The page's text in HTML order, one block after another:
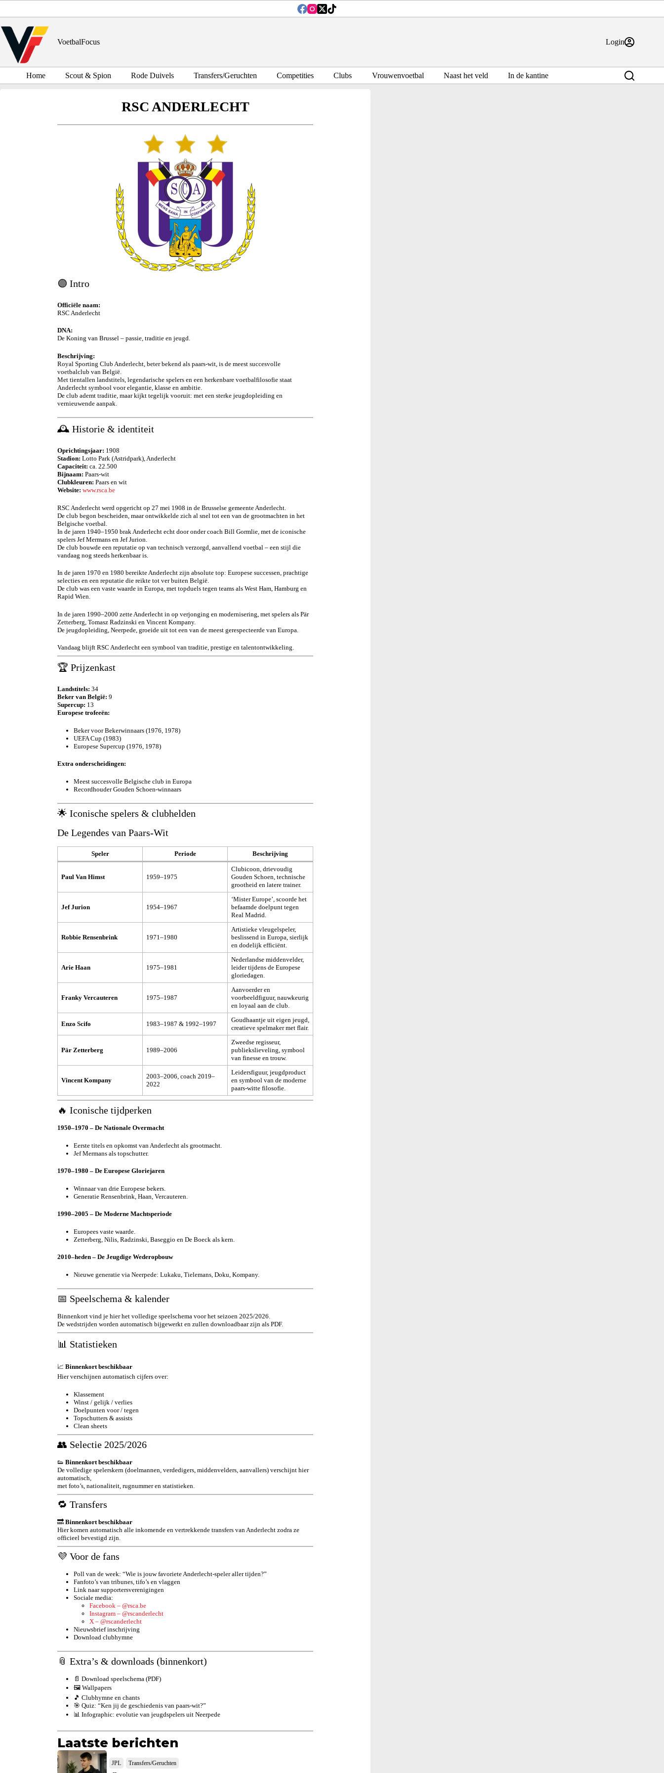
inhoud
VoetbalFocus
Login
Home Scout & Spion Rode Duivels Transfers/Geruchten Competities Clubs Vrouwenvoetbal Naast het veld In de kantine
RSC ANDERLECHT
🟣 Intro
Officiële naam:
RSC Anderlecht
DNA:
De Koning van Brussel – passie, traditie en jeugd.
Beschrijving:
Royal Sporting Club Anderlecht, beter bekend als paars-wit, is de meest succesvolle
voetbalclub van België.
Met tientallen landstitels, legendarische spelers en een herkenbare voetbalfilosofie staat
Anderlecht symbool voor elegantie, klasse en ambitie.
De club ademt traditie, maar kijkt tegelijk vooruit: met een sterke jeugdopleiding en
vernieuwende aanpak.
🕰️ Historie & identiteit
Oprichtingsjaar: 1908
Stadion: Lotto Park (Astridpark), Anderlecht
Capaciteit: ca. 22.500
Bijnaam: Paars-wit
Clubkleuren: Paars en wit
Website: www.rsca.be
RSC Anderlecht werd opgericht op 27 mei 1908 in de Brusselse gemeente Anderlecht.
De club begon bescheiden, maar ontwikkelde zich al snel tot een van de grootmachten in het
Belgische voetbal.
In de jaren 1940–1950 brak Anderlecht echt door onder coach Bill Gormlie, met de iconische
spelers Jef Mermans en Jef Jurion.
De club bouwde een reputatie op van technisch verzorgd, aanvallend voetbal – een stijl die
vandaag nog steeds herkenbaar is.
In de jaren 1970 en 1980 bereikte Anderlecht zijn absolute top: Europese successen, prachtige
selecties en een reputatie die reikte tot ver buiten België.
De club was een vaste waarde in Europa, met topduels tegen teams als West Ham, Hamburg en
Rapid Wien.
In de jaren 1990–2000 zette Anderlecht in op verjonging en modernisering, met spelers als Pär
Zetterberg, Tomasz Radzinski en Vincent Kompany.
De jeugdopleiding, Neerpede, groeide uit tot een van de meest gerespecteerde van Europa.
Vandaag blijft RSC Anderlecht een symbool van traditie, prestige en talentontwikkeling.
🏆 Prijzenkast
Landstitels: 34
Beker van België: 9
Supercup: 13
Europese trofeeën:
Beker voor Bekerwinnaars (1976, 1978)
UEFA Cup (1983)
Europese Supercup (1976, 1978)
Extra onderscheidingen:
Meest succesvolle Belgische club in Europa
Recordhouder Gouden Schoen-winnaars
🌟 Iconische spelers & clubhelden
De Legendes van Paars-Wit
Speler Periode Beschrijving
Paul Van Himst 1959–1975
Clubicoon, drievoudig
Gouden Schoen, technische
grootheid en latere trainer.
Jef Jurion 1954–1967
‘Mister Europe’, scoorde het
befaamde doelpunt tegen
Real Madrid.
Robbie Rensenbrink 1971–1980
Artistieke vleugelspeler,
beslissend in Europa, sierlijk
en dodelijk efficiënt.
Arie Haan 1975–1981
Nederlandse middenvelder,
leider tijdens de Europese
gloriedagen.
Franky Vercauteren 1975–1987
Aanvoerder en
voorbeeldfiguur, nauwkeurig
en loyaal aan de club.
Enzo Scifo 1983–1987 & 1992–1997
Goudhaantje uit eigen jeugd,
creatieve spelmaker met flair.
Pär Zetterberg 1989–2006
Zweedse regisseur,
publiekslieveling, symbool
van finesse en trouw.
Vincent Kompany
2003–2006, coach 2019–
2022
Leidersfiguur, jeugdproduct
en symbool van de moderne
paars-witte filosofie.
🔥 Iconische tijdperken
1950–1970 – De Nationale Overmacht
Eerste titels en opkomst van Anderlecht als grootmacht.
Jef Mermans als topschutter.
1970–1980 – De Europese Gloriejaren
Winnaar van drie Europese bekers.
Generatie Rensenbrink, Haan, Vercauteren.
1990–2005 – De Moderne Machtsperiode
Europees vaste waarde.
Zetterberg, Nilis, Radzinski, Baseggio en De Boeck als kern.
2010–heden – De Jeugdige Wederopbouw
Nieuwe generatie via Neerpede: Lukaku, Tielemans, Doku, Kompany.
📅 Speelschema & kalender
Binnenkort vind je hier het volledige speelschema voor het seizoen 2025/2026.
De wedstrijden worden automatisch bijgewerkt en zullen downloadbaar zijn als PDF.
📊 Statistieken
📈 Binnenkort beschikbaar
Hier verschijnen automatisch cijfers over:
Klassement
Winst / gelijk / verlies
Doelpunten voor / tegen
Topschutters & assists
Clean sheets
👥 Selectie 2025/2026
👟 Binnenkort beschikbaar
De volledige spelerskern (doelmannen, verdedigers, middenvelders, aanvallers) verschijnt hier
automatisch,
met foto’s, nationaliteit, rugnummer en statistieken.
🔁 Transfers
🔜 Binnenkort beschikbaar
Hier komen automatisch alle inkomende en vertrekkende transfers van Anderlecht zodra ze
officieel bevestigd zijn.
💜 Voor de fans
Poll van de week: “Wie is jouw favoriete Anderlecht-speler aller tijden?”
Fanfoto’s van tribunes, tifo’s en vlaggen
Link naar supportersverenigingen
Sociale media:
Facebook – @rsca.be
Instagram – @rscanderlecht
X – @rscanderlecht
Nieuwsbrief inschrijving
Download clubhymne
📎 Extra’s & downloads (binnenkort)
📄 Download speelschema (PDF)
🖼️ Wallpapers
🎵 Clubhymne en chants
🎯 Quiz: “Ken jij de geschiedenis van paars-wit?”
📊 Infographic: evolutie van jeugdspelers uit Neerpede
Laatste berichten
JPL
Transfers/Geruchten